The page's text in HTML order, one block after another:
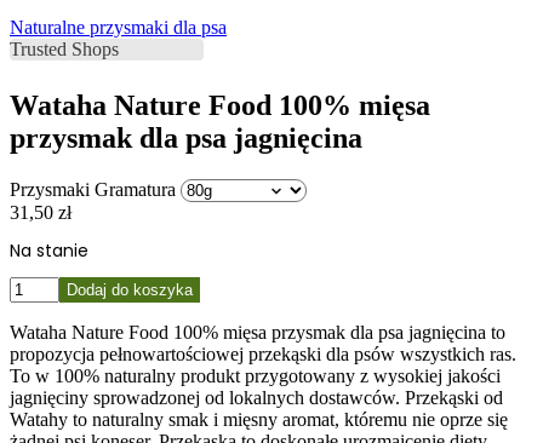
Naturalne przysmaki dla psa
Wataha Nature Food 100% mięsa
przysmak dla psa jagnięcina
Przysmaki Gramatura
31,50 zł
Na stanie
ilość
Wataha
Nature
Food
100%
mięsa
przysmak
dla
Dodaj do koszyka
Wataha Nature Food 100% mięsa przysmak dla psa jagnięcina to
propozycja pełnowartościowej przekąski dla psów wszystkich ras.
To w 100% naturalny produkt przygotowany z wysokiej jakości
jagnięciny sprowadzonej od lokalnych dostawców. Przekąski od
Watahy to naturalny smak i mięsny aromat, któremu nie oprze się